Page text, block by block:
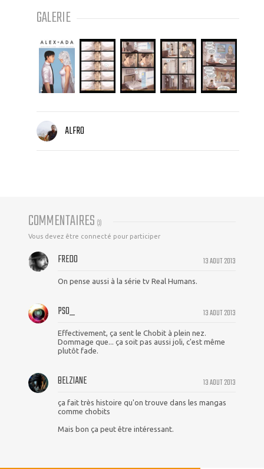
GALERIE
ALFRO
COMMENTAIRES (3)
Vous devez être connecté pour participer
13 AOUT 2013
FREDO
On pense aussi à la série tv Real Humans.
13 AOUT 2013
PSO_
Effectivement, ça sent le Chobit à plein nez.
Dommage que... ça soit pas aussi joli, c'est même
plutôt fade.
13 AOUT 2013
BELZIANE
ça fait très histoire qu'on trouve dans les mangas
comme chobits
Mais bon ça peut être intéressant.